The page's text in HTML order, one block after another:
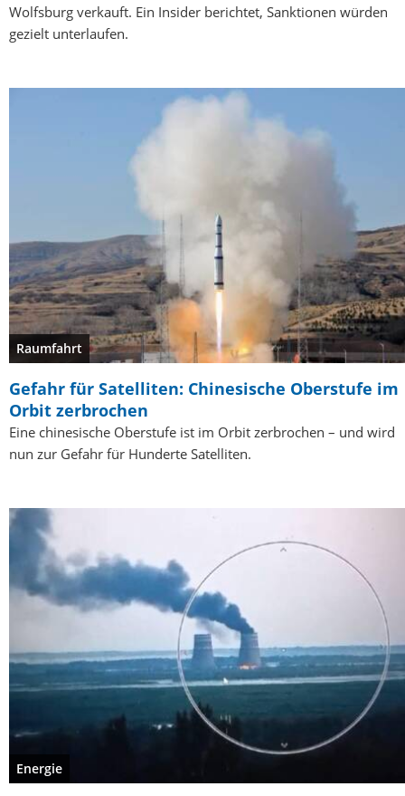
Wolfsburg verkauft. Ein Insider berichtet, Sanktionen würden
gezielt unterlaufen.
Raumfahrt
Gefahr für Satelliten: Chinesische Oberstufe im
Orbit zerbrochen
Eine chinesische Oberstufe ist im Orbit zerbrochen – und wird
nun zur Gefahr für Hunderte Satelliten.
Energie